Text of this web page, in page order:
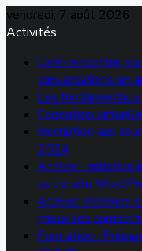
vendredi, 7 août 2026
Activités
Café-rencontre
conversations en
Les
Formation
Inscription aux
2024
Atelier : Initiation
votre site
Atelier: Violence
mieux les
Formation :